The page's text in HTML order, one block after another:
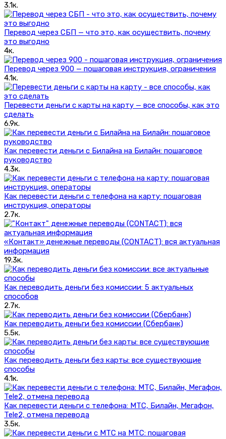
3.1к.
Перевод через СБП — что это, как осуществить, почему
это выгодно
4к.
Перевод через 900 — пошаговая инструкция, ограничения
4.1к.
Перевести деньги с карты на карту — все способы, как это
сделать
6.9к.
Как перевести деньги с Билайна на Билайн: пошаговое
руководство
4.3к.
Как перевести деньги с телефона на карту: пошаговая
инструкция, операторы
2.7к.
«Контакт» денежные переводы (CONTACT): вся актуальная
информация
19.3к.
Как переводить деньги без комиссии: 5 актуальных
способов
2.7к.
Как переводить деньги без комиссии (Сбербанк)
5.5к.
Как переводить деньги без карты: все существующие
способы
4.1к.
Как перевести деньги с телефона: МТС, Билайн, Мегафон,
Tele2, отмена перевода
3.5к.